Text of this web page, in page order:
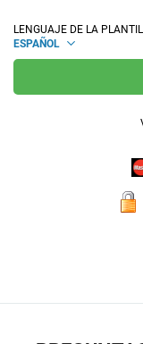
LENGUAJE DE LA
ESPAÑOL